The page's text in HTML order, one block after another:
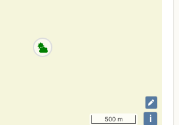
500 m i